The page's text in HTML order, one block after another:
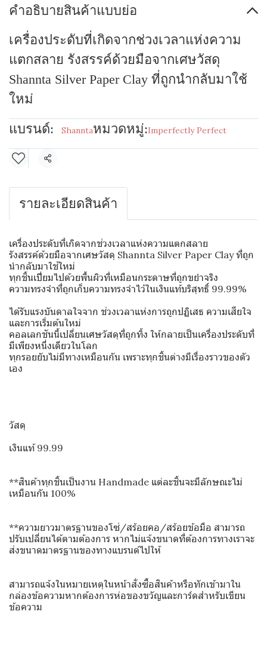
คำอธิบายสินค้าแบบย่อ
เครื่องประดับที่เกิดจากช่วงเวลาแห่งความ
แตกสลาย รังสรรค์ด้วยมือจากเศษวัสดุ
Shannta Silver Paper Clay ที่ถูกนำกลับมาใช้
ใหม่
แบรนด์:
Shanntaหมวดหมู่:Imperfectly Perfect
แชร์
รายละเอียดสินค้า
เครื่องประดับที่เกิดจากช่วงเวลาแห่งความแตกสลาย
รังสรรค์ด้วยมือจากเศษวัสดุ Shannta Silver Paper Clay ที่ถูก
นำกลับมาใช้ใหม่
ทุกชิ้นเปี่ยมไปด้วยพื้นผิวที่เหมือนกระดาษที่ถูกขยำจริง
ความทรงจำที่ถูกเก็บความทรงจำไว้ในเงินแท้บริสุทธิ์ 99.99%
ได้รับแรงบันดาลใจจาก ช่วงเวลาแห่งการถูกปฏิเสธ ความเสียใจ
และการเริ่มต้นใหม่
คอลเลกชันนี้เปลี่ยนเศษวัสดุที่ถูกทิ้ง ให้กลายเป็นเครื่องประดับที่
มีเพียงหนึ่งเดียวในโลก
ทุกรอยยับไม่มีทางเหมือนกัน เพราะทุกชิ้นต่างมีเรื่องราวของตัว
เอง
วัสดุ
เงินแท้ 99.99
**สินค้าทุกชิ้นเป็นงาน Handmade แต่ละชิ้นจะมีลักษณะไม่
เหมือนกัน 100%
**ความยาวมาตรฐานของโซ่/สร้อยคอ/สร้อยข้อมือ สามารถ
ปรับเปลี่ยนได้ตามต้องการ หากไม่แจ้งขนาดที่ต้องการทางเราจะ
ส่งขนาดมาตรฐานของทางแบรนด์ไปให้
สามารถแจ้งในหมายเหตุในหน้าสั่งซื้อสินค้าหรือทักเข้ามาใน
กล่องข้อความหากต้องการห่อของขวัญและการ์ดสำหรับเขียน
ข้อความ